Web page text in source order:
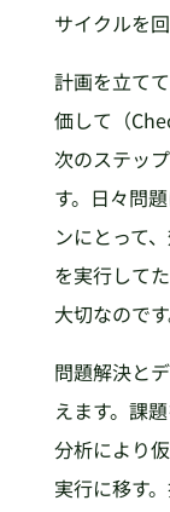
サイクルを
計画を立て
価して（
次のステッ
す。日々問
ンにとって
を実行して
大切なのです
問題解決と
えます。課
分析により
実行に移す